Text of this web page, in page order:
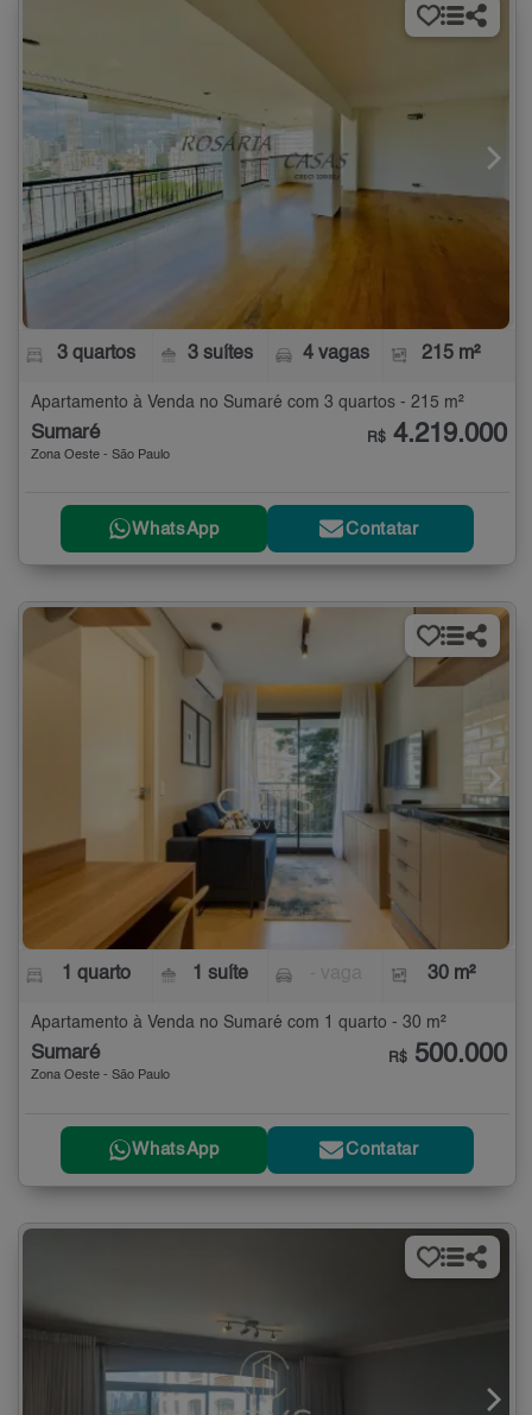
3 quartos 3 suítes 4 vagas 215 m²
Apartamento à Venda no Sumaré com 3 quartos - 215 m²
Sumaré
Zona Oeste - São Paulo
R$ 4.219.000
WhatsApp Contatar
1 quarto 1 suíte 30 m²
Apartamento à Venda no Sumaré com 1 quarto - 30 m²
Sumaré
Zona Oeste - São Paulo
R$ 500.000
WhatsApp Contatar